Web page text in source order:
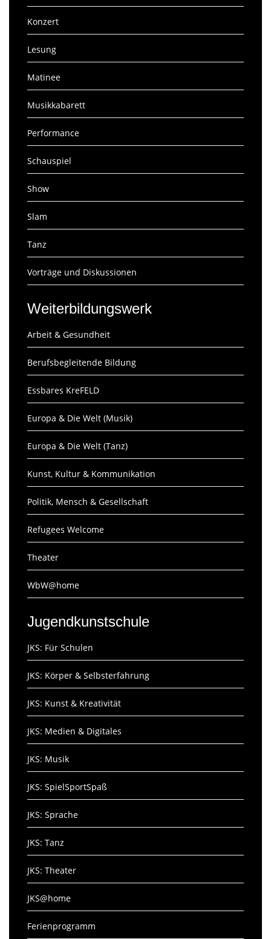
Konzert
Lesung
Matinee
Musikkabarett
Performance
Schauspiel
Show
Slam
Tanz
Vorträge und Diskussionen
Weiterbildungswerk
Arbeit & Gesundheit
Berufsbegleitende Bildung
Essbares KreFELD
Europa & Die Welt (Musik)
Europa & Die Welt (Tanz)
Kunst, Kultur & Kommunikation
Politik, Mensch & Gesellschaft
Refugees Welcome
Theater
WbW@home
Jugendkunstschule
JKS: Für Schulen
JKS: Körper & Selbsterfahrung
JKS: Kunst & Kreativität
JKS: Medien & Digitales
JKS: Musik
JKS: SpielSportSpaß
JKS: Sprache
JKS: Tanz
JKS: Theater
JKS@home
Ferienprogramm